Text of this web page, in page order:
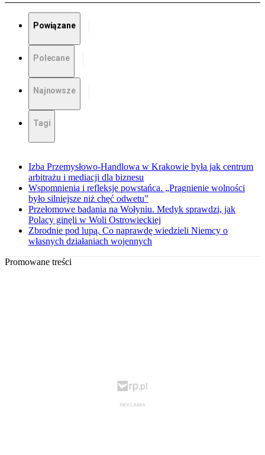
Powiązane
Polecane
Najnowsze
Tagi
Izba Przemysłowo-Handlowa w Krakowie była jak centrum
arbitrażu i mediacji dla biznesu
Wspomnienia i refleksje powstańca. „Pragnienie wolności
było silniejsze niż chęć odwetu”
Przełomowe badania na Wołyniu. Medyk sprawdzi, jak
Polacy ginęli w Woli Ostrowieckiej
Zbrodnie pod lupą. Co naprawdę wiedzieli Niemcy o
własnych działaniach wojennych
Promowane treści